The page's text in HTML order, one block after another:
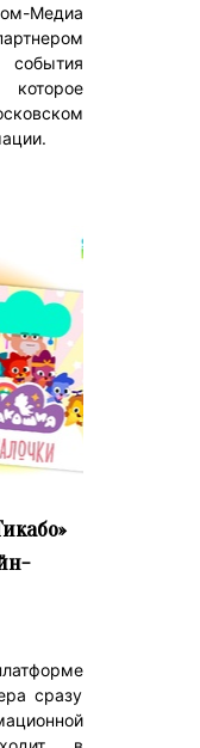
Медиа
события
которое
сразу